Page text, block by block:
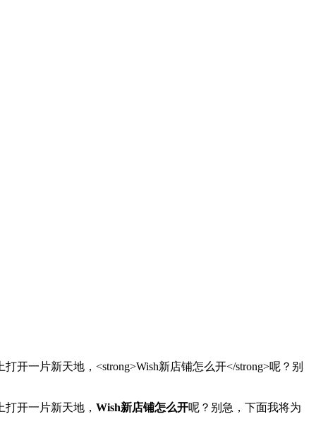
一片新天地，<strong>Wish新店铺怎么开</strong>呢？别
开一片新天地， Wish新店铺怎么开呢？别急，下面我将为